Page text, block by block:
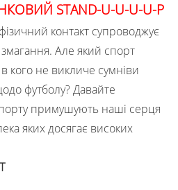
STAND-U-U-U-U-P
контакт супроводжує
Але який спорт
кого не викличе сумніви
футболу? Давайте
примушують наші серця
яких досягає високих